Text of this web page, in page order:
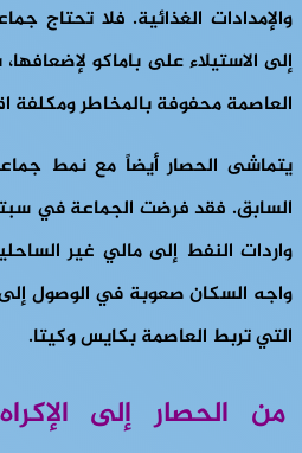
والإمدادات الغذائية. فلا تحتاج
إلى الاستيلاء على باماكو
العاصمة محفوفة بالمخاطر ومكلفة
يتماشى الحصار أيضاً مع نمط
واردات النفط إلى مالي غير
واجه السكان صعوبة في الوصول إلى
التي تربط العاصمة بكايس وكيتا.
من الحصار إلى